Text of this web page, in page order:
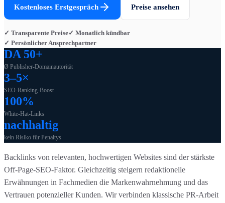
Kostenloses Erstgespräch Preise ansehen
✓ Transparente Preise✓ Monatlich kündbar
✓ Persönlicher Ansprechpartner
DA 50+
Ø Publisher-Domainautorität
3–5×
SEO-Ranking-Boost
100%
White-Hat-Links
nachhaltig
kein Risiko für Penaltys
Backlinks von relevanten, hochwertigen Websites sind der stärkste
Off-Page-SEO-Faktor. Gleichzeitig steigern redaktionelle
Erwähnungen in Fachmedien die Markenwahrnehmung und das
Vertrauen potenzieller Kunden. Wir verbinden klassische PR-Arbeit